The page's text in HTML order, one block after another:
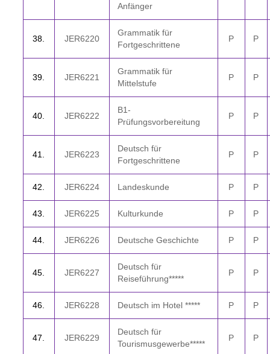
Anfänger
38. JER6220
Grammatik für
Fortgeschrittene
P P
39. JER6221
Grammatik für
Mittelstufe
P P
40. JER6222
B1-
Prüfungsvorbereitung
P P
41. JER6223
Deutsch für
Fortgeschrittene
P P
42. JER6224 Landeskunde P P
43. JER6225 Kulturkunde P P
44. JER6226 Deutsche Geschichte P P
45. JER6227
Deutsch für
Reiseführung*****
P P
46. JER6228 Deutsch im Hotel ***** P P
47. JER6229
Deutsch für
Tourismusgewerbe*****
P P